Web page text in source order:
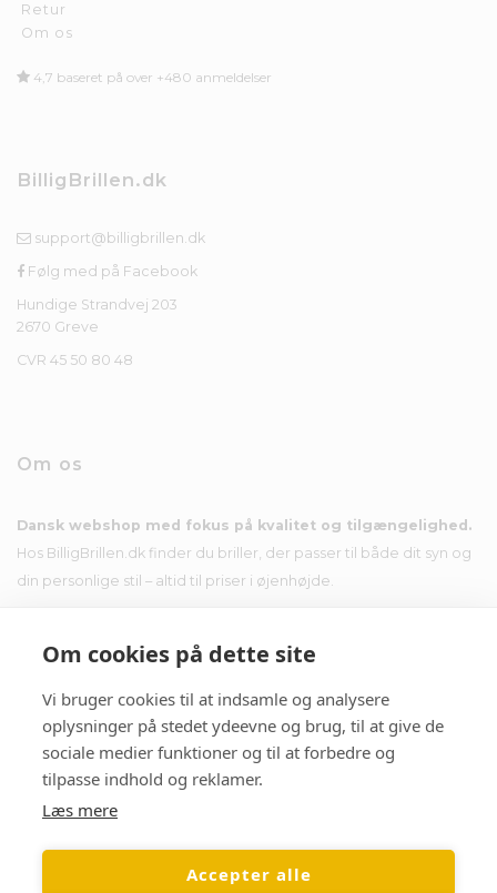
Om cookies på dette site
Vi bruger cookies til at indsamle og analysere
oplysninger på stedet ydeevne og brug, til at give de
sociale medier funktioner og til at forbedre og
tilpasse indhold og reklamer.
Læs mere
Accepter alle
Retur
Om os
4,7 baseret på over +480 anmeldelser
BilligBrillen.dk
support@billigbrillen.dk
Følg med på Facebook
Hundige Strandvej 203
2670 Greve
CVR 45 50 80 48
Om os
Dansk webshop med fokus på kvalitet og tilgængelighed.
Hos BilligBrillen.dk finder du briller, der passer til både dit syn og
din personlige stil – altid til priser i øjenhøjde.
Nyhedsbrev
Tilmeld dig nyhedsbrevet og få tilbud i din indbakke.